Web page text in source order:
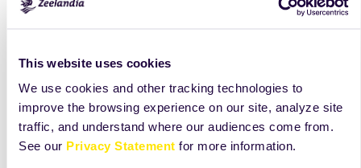
This website uses cookies
We use cookies and other tracking technologies to
improve the browsing experience on our site, analyze site
traffic, and understand where our audiences come from.
See our Privacy Statement for more information.